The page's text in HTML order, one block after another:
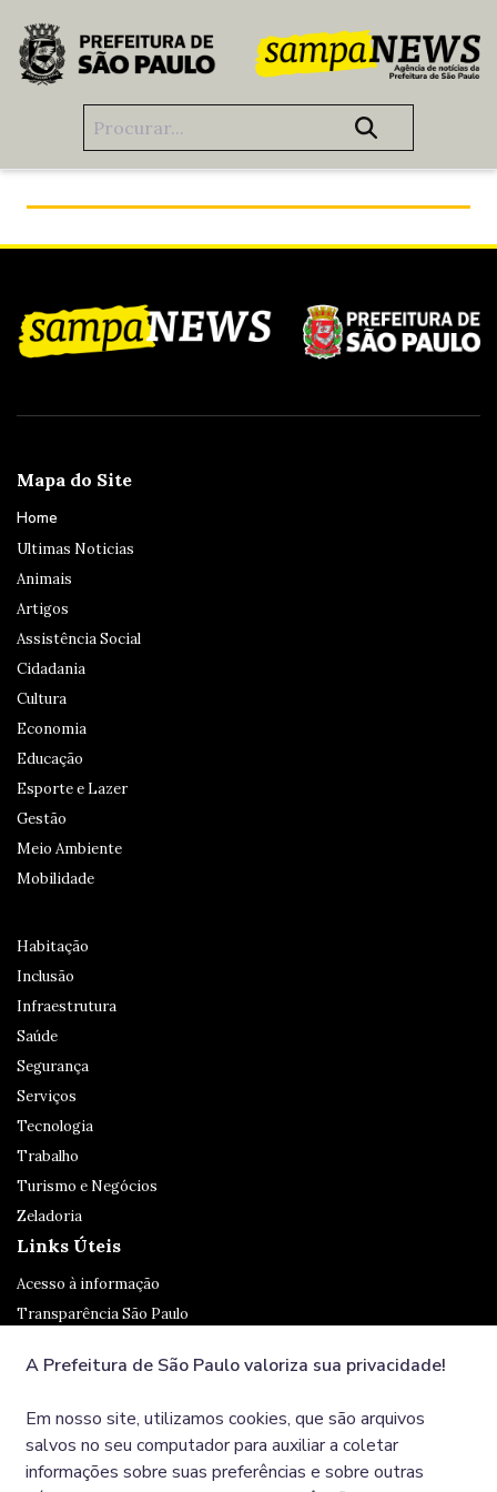
Pular para o Conteúdo principal
Mapa do Site
Home
Ultimas Noticias
Animais
Artigos
Assistência Social
Cidadania
Cultura
Economia
Educação
Esporte e Lazer
Gestão
Meio Ambiente
Mobilidade
Habitação
Inclusão
Infraestrutura
Saúde
Segurança
Serviços
Tecnologia
Trabalho
Turismo e Negócios
Zeladoria
Links Úteis
Acesso à informação
Transparência São Paulo
Ouvidoria
A Prefeitura de São Paulo valoriza sua privacidade!
Em nosso site, utilizamos cookies, que são arquivos
salvos no seu computador para auxiliar a coletar
informações sobre suas preferências e sobre outras